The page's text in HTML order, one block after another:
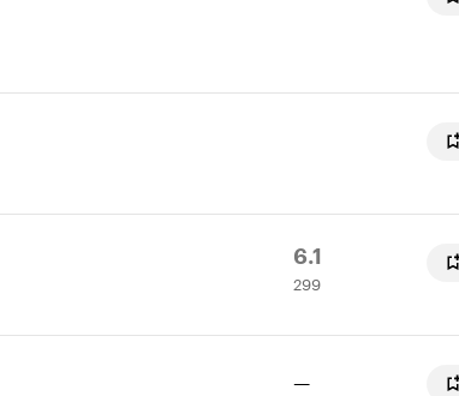
Рейтинг
Кинопоиска
6.1
299
оценок
299
—